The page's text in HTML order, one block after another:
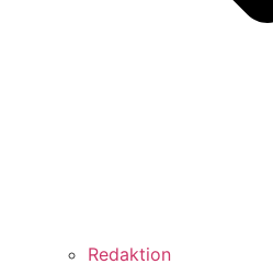
Redaktion